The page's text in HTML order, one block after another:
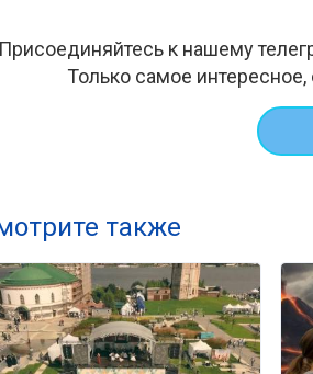
Присоединяйтесь к нашему
Только самое
также